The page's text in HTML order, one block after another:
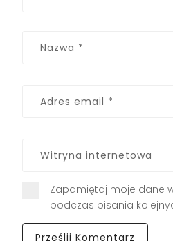
Zapamiętaj moje dane
podczas pisania